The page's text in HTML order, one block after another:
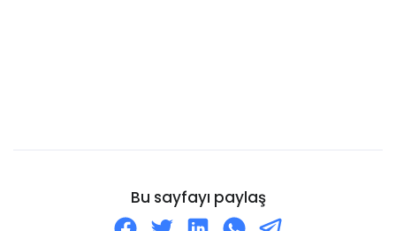
Bu sayfayı paylaş